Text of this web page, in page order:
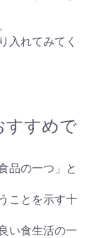
入れてみてく
すすめで
品の一つ」と
ことを示す十
い食生活の一